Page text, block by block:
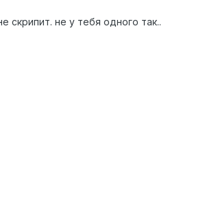
скрипит. не у тебя одного так..